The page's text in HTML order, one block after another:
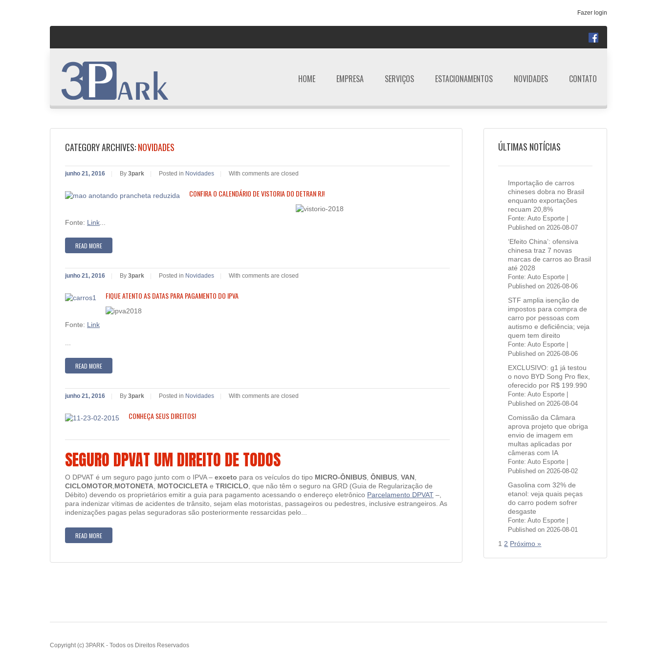
Fazer login
HOME EMPRESA SERVIÇOS ESTACIONAMENTOS NOVIDADES CONTATO
CATEGORY ARCHIVES:NOVIDADES
junho 21, 2016 By 3park Posted in Novidades With comments are closed
CONFIRA O CALENDÁRIO DE VISTORIA DO DETRAN RJ!
Fonte: Link
READ MORE
junho 21, 2016 By 3park Posted in Novidades With comments are closed
FIQUE ATENTO AS DATAS PARA PAGAMENTO DO IPVA
Fonte: Link
READ MORE
junho 21, 2016 By 3park Posted in Novidades With comments are closed
CONHEÇA SEUS DIREITOS!
SEGURO DPVAT UM DIREITO DE TODOS
O DPVAT é um seguro pago junto com o IPVA – exceto para os veículos do tipo MICRO-ÔNIBUS ÔNIBUS VAN
CICLOMOTOR MOTONETA MOTOCICLETA e TRICICLO , que não têm o seguro na GRD (Guia de Regularização de
Débito) devendo os proprietários emitir a guia para pagamento acessando o endereço eletrônico Parcelamento DPVAT –,
para indenizar vítimas de acidentes de trânsito, sejam elas motoristas, passageiros ou pedestres, inclusive estrangeiros. As
indenizações pagas pelas seguradoras são posteriormente ressarcidas pelo...
READ MORE
ÚLTIMAS NOTÍCIAS
Importação de carros
chineses dobra no Brasil
enquanto exportações
recuam 20,8%
Fonte: Auto Esporte
Published on 2026-08-07
‘Efeito China’: ofensiva
chinesa traz 7 novas
marcas de carros ao Brasil
até 2028
Fonte: Auto Esporte
Published on 2026-08-06
STF amplia isenção de
impostos para compra de
carro por pessoas com
autismo e deficiência; veja
quem tem direito
Fonte: Auto Esporte
Published on 2026-08-06
EXCLUSIVO: g1 já testou
o novo BYD Song Pro flex,
oferecido por R$ 199.990
Fonte: Auto Esporte
Published on 2026-08-04
Comissão da Câmara
aprova projeto que obriga
envio de imagem em
multas aplicadas por
câmeras com IA
Fonte: Auto Esporte
Published on 2026-08-02
Gasolina com 32% de
etanol: veja quais peças
do carro podem sofrer
desgaste
Fonte: Auto Esporte
Published on 2026-08-01
1 2 Próximo »
Copyright (c) 3PARK - Todos os Direitos Reservados